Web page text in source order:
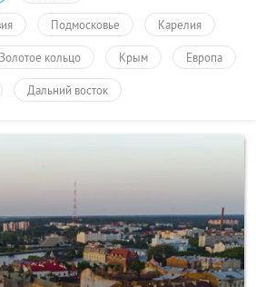
Подмосковье Карелия
Золотое кольцо Крым Европа
Дальний восток